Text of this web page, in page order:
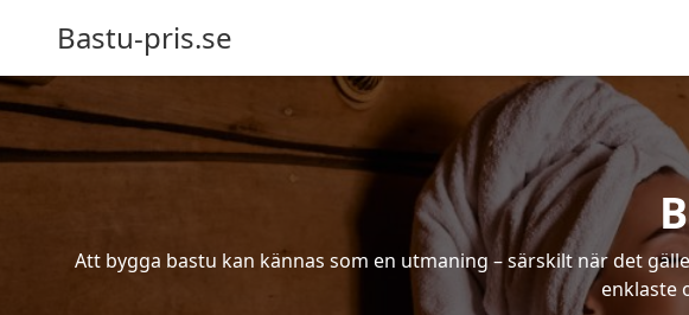
Bastu-pris.se
Att bygga bastu kan kännas som en utmaning – särskilt när det
enklaste